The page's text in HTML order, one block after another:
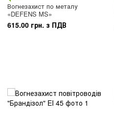
Вогнезахист по металу
«DEFENS MS»
615.00 грн. з ПДВ